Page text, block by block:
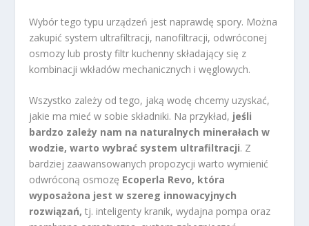
Wybór tego typu urządzeń jest naprawdę spory. Można
zakupić system ultrafiltracji, nanofiltracji, odwróconej
osmozy lub prosty filtr kuchenny składający się z
kombinacji wkładów mechanicznych i węglowych.
Wszystko zależy od tego, jaką wodę chcemy uzyskać,
jakie ma mieć w sobie składniki. Na przykład, jeśli
bardzo zależy nam na naturalnych minerałach w
wodzie, warto wybrać system ultrafiltracji. Z
bardziej zaawansowanych propozycji warto wymienić
odwróconą osmozę Ecoperla Revo, która
wyposażona jest w szereg innowacyjnych
rozwiązań,tj. inteligenty kranik, wydajna pompa oraz